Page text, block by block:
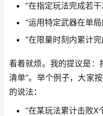
“在指定玩法完成若
“运用特定武器在单
“在限量时刻内累计
看着就烦。我的提议是：
清单”。举个例子，大家
的说法：
“在某玩法累计击败X